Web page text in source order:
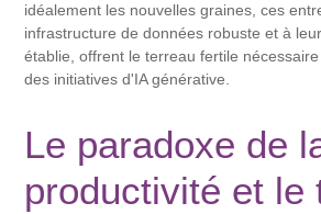
idéalement les nouvelles graines, ces
infrastructure de données robuste et à
établie, offrent le terreau fertile
des initiatives d'IA générative.
Le paradoxe de
productivité et le